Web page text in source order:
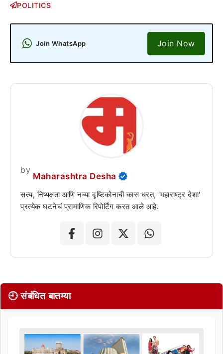
POLITICS
Join WhatsApp Join Now
by
Maharashtra Desha
सत्य, निष्पक्षता आणि नव्या दृष्टिकोनाची कास धरत, 'महाराष्ट्र देशा'
प्रत्येक घटनेचं प्रामाणिक रिपोर्टिंग करत आले आहे.
🕘 संबंधित बातम्या